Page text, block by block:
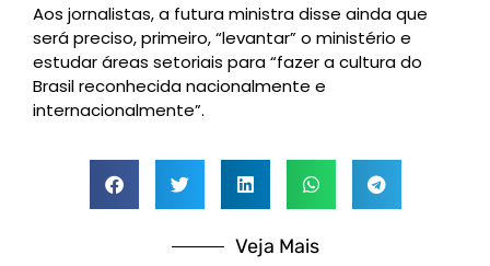
Aos jornalistas, a futura ministra disse ainda que
será preciso, primeiro, “levantar” o ministério e
estudar áreas setoriais para “fazer a cultura do
Brasil reconhecida nacionalmente e
internacionalmente”.
Veja Mais